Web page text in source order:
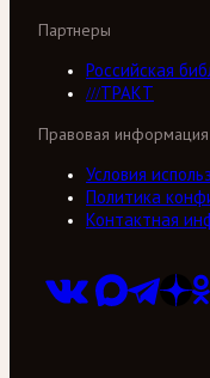
Партнеры
Российская
///ТРАКТ
Правовая информация
Условия
Политика
Контактная